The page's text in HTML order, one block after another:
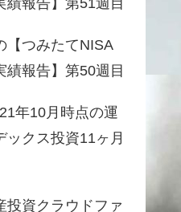
【つみたてNISA
績報告】第50週目
年10月時点の運
ックス投資11ヶ月
投資クラウドファ